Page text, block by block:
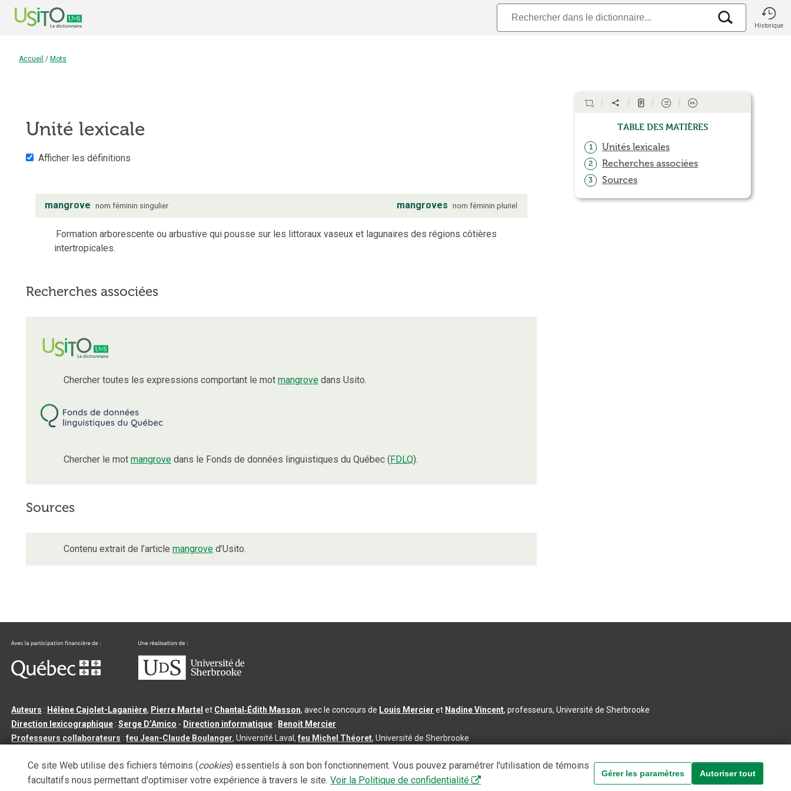
Historique
Accueil / Mots
Unité lexicale
Afficher les définitions
mangrove nom féminin singulier mangroves nom féminin pluriel
Formation arborescente ou arbustive qui pousse sur les littoraux vaseux et lagunaires des régions côtières
intertropicales.
Recherches associées
Chercher toutes les expressions comportant le mot mangrove dans Usito.
Chercher le mot mangrove dans le Fonds de données linguistiques du Québec (FDLQ).
Sources
Contenu extrait de l’article mangrove d’Usito.
Table des matières
1 Unités lexicales
2 Recherches associées
3 Sources
Auteurs : Hélène Cajolet-Laganière, Pierre Martel et Chantal‑Édith Masson, avec le concours de Louis Mercier et Nadine Vincent, professeurs, Université de Sherbrooke
Direction lexicographique :Serge D’Amico - Direction informatique : Benoit Mercier
Professeurs collaborateurs :feu Jean-Claude Boulanger, Université Laval,feu Michel Théoret, Université de Sherbrooke
Tous droits réservés©Université de Sherbrooke |3.2.2- Dernière mise à jour du contenu :2026-08-03
Ce site Web utilise des fichiers témoins (cookies) essentiels à son bon fonctionnement. Vous pouvez paramétrer l'utilisation de témoins
facultatifs nous permettant d'optimiser votre expérience à travers le site. Voir la Politique de confidentialité
Gérer les paramètres Autoriser tout